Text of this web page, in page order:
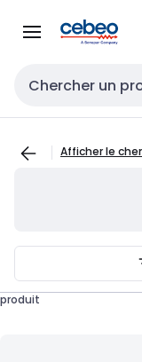
navigationau
Entrée de recherche
Afficher le
produit